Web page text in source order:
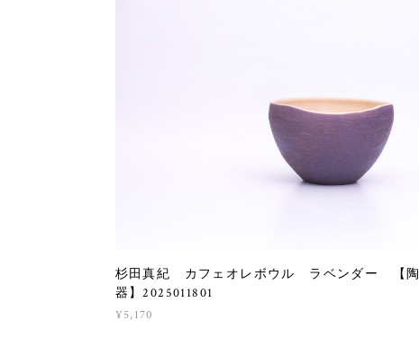
杉田真紀 カフェオレボウル ラベンダー 【陶
器】2025011801
¥5,170